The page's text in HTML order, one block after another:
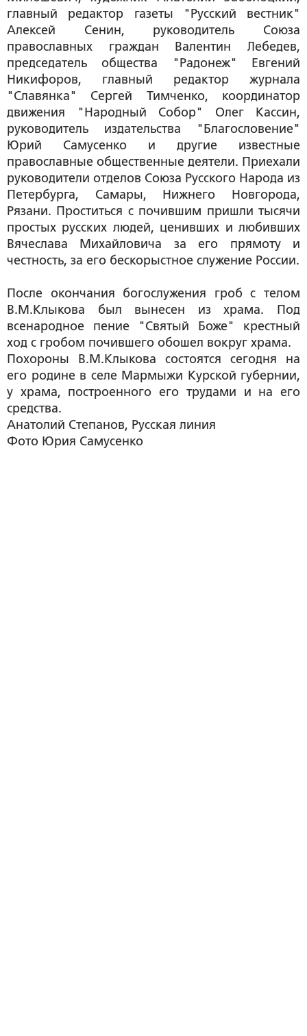
главный редактор газеты "Русский вестник"
Алексей Сенин, руководитель Союза
православных граждан Валентин Лебедев,
председатель общества "Радонеж" Евгений
Никифоров, главный редактор журнала
"Славянка" Сергей Тимченко, координатор
движения "Народный Собор" Олег Кассин,
руководитель издательства "Благословение"
Юрий Самусенко и другие известные
православные общественные деятели. Приехали
руководители отделов Союза Русского Народа из
Петербурга, Самары, Нижнего Новгорода,
Рязани. Проститься с почившим пришли тысячи
простых русских людей, ценивших и любивших
Вячеслава Михайловича за его прямоту и
честность, за его бескорыстное служение России.
После окончания богослужения гроб с телом
В.М.Клыкова был вынесен из храма. Под
всенародное пение "Святый Боже" крестный
ход с гробом почившего обошел вокруг храма.
Похороны В.М.Клыкова состоятся сегодня на
его родине в селе Мармыжи Курской губернии,
у храма, построенного его трудами и на его
средства.
Анатолий Степанов, Русская линия
Фото Юрия Самусенко